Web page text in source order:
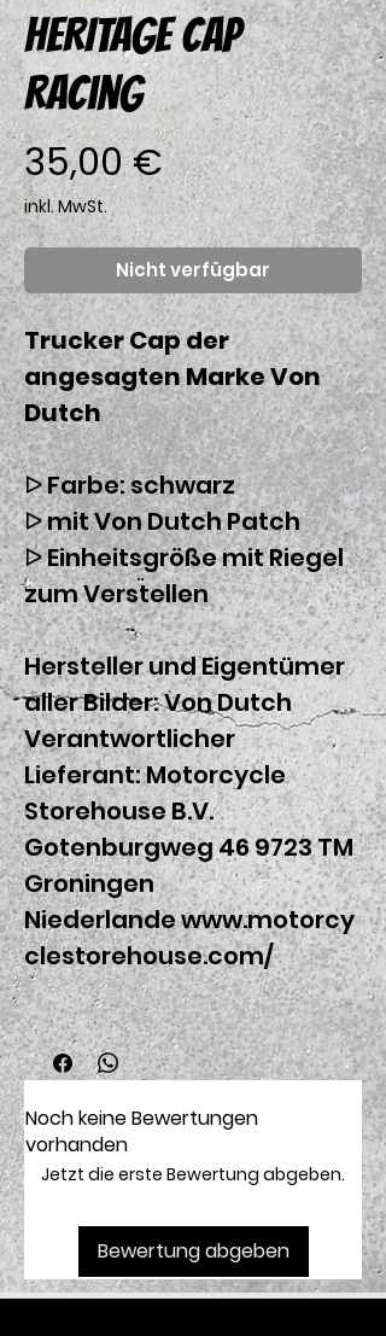
HERITAGE CAP
Racing
35,00 €Preis
inkl. MwSt.
Nicht verfügbar
Trucker Cap der
angesagten Marke Von
Dutch
ᐅ Farbe: schwarz
ᐅ mit Von Dutch Patch
ᐅ Einheitsgröße mit Riegel
zum Verstellen
Hersteller und Eigentümer
aller Bilder: Von Dutch
Verantwortlicher
Lieferant:Motorcycle
Storehouse B.V.
Gotenburgweg 46 9723 TM
Groningen
Niederlande www.motorcy
clestorehouse.com/
Noch keine Bewertungen
vorhanden
Jetzt die erste Bewertung abgeben.
Bewertung abgeben